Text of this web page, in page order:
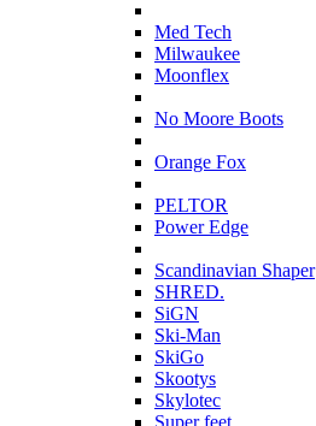
Med Tech
Milwaukee
Moonflex
No Moore Boots
Orange Fox
PELTOR
Power Edge
Scandinavian Shaper
SHRED.
SiGN
Ski-Man
SkiGo
Skootys
Skylotec
Super feet